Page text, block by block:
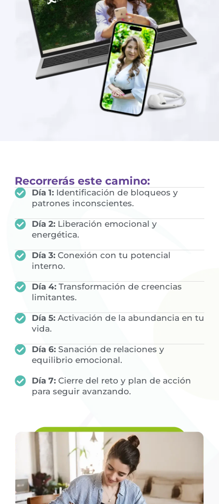
Recorrerás este camino:
Día 1:Identificación de bloqueos y
patrones inconscientes.
Día 2: Liberación emocional y
energética.
Día 3: Conexión con tu potencial
interno.
Día 4: Transformación de creencias
limitantes.
Día 5: Activación de la abundancia en tu
vida.
Día 6: Sanación de relaciones y
equilibrio emocional.
Día 7: Cierre del reto y plan de acción
para seguir avanzando.